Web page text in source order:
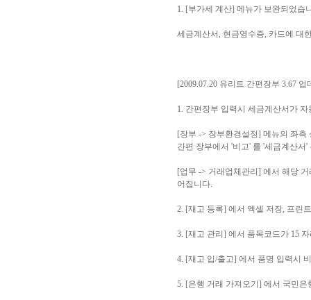
1. [부가세 계산] 메뉴가 보완되었습
세금계산서, 현금영수증, 카드에 대
[2009.07.20 유리트 간편장부 3.67 업
1. 간편장부 입력시 세금계산서가
[장부 -> 장부환경설정] 메뉴의 좌
간편 장부에서 '비고' 를 '세금계산
[업무 -> 거래업체관리] 에서 해당
어집니다.
2. [재고 등록] 에서 엑셀 저장, 프린
3. [재고 관리] 에서 품목코드가 15
4. [재고 입/출고] 에서 품명 입력시
5. [은행 거래 가져오기] 에서 국민